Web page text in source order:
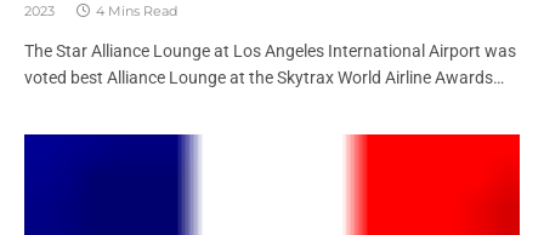
2023
4 Mins Read
The Star Alliance Lounge at Los Angeles International Airport was
voted best Alliance Lounge at the Skytrax World Airline Awards…